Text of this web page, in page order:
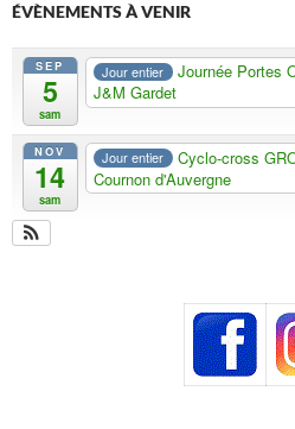
ÉVÈNEMENTS À VENIR
SEP
5
sam
Jour entier Journée Portes
J&M Gardet
NOV
14
sam
Jour entier Cyclo-cross
Cournon d'Auvergne